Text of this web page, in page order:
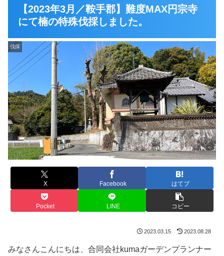
【2023年3月／鞍手郡】難度MAX円宗寺
にて楠の特殊伐採しました。
伐採
X Facebook はてブ
Pocket LINE コピー
2023.03.15 2023.08.28
みなさんこんにちは、合同会社kumaガーデンプランナー